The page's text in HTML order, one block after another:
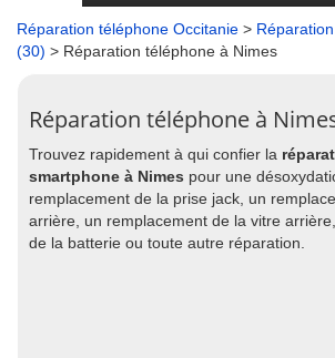
Réparation téléphone Occitanie >
(30) > Réparation téléphone à Nimes
Réparation téléphone à
Trouvez rapidement à qui confier la
smartphone à Nimes pour une
remplacement de la prise jack, un
arrière, un remplacement de la vitre
de la batterie ou toute autre réparation.